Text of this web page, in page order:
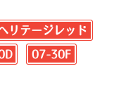
リテージレッド
07-30F